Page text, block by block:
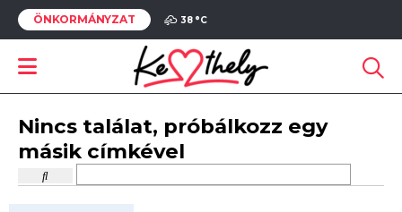
ÖNKORMÁNYZAT 38 °C
Nincs találat, próbálkozz egy
másik címkével